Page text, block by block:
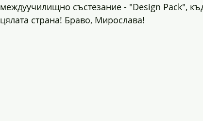
междуучилищно състезание - "Design Pack",
цялата страна! Браво, Мирослава!